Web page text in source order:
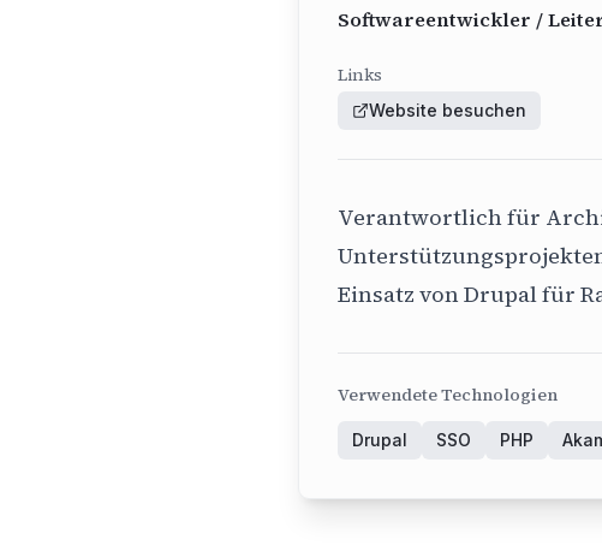
Softwareentwickler /
Links
Website besuchen
Verantwortlich für
Einsatz von Drupal für
Verwendete Technologien
Drupal SSO PHP